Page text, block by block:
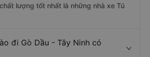
lượng tốt nhất là những nhà xe Tú
đi Gò Dầu - Tây Ninh có